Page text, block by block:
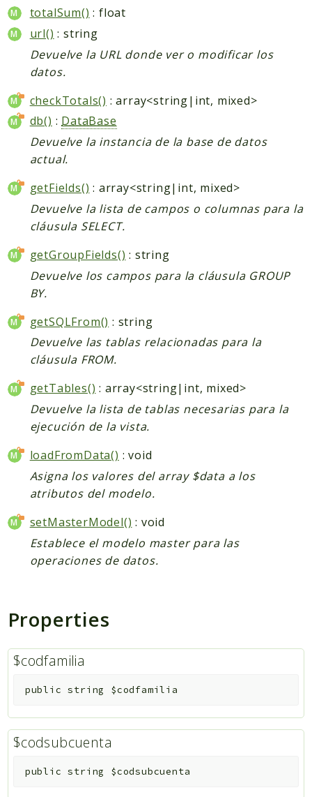
totalSum() : float
url() : string
Devuelve la URL donde ver o modificar los
datos.
checkTotals() : array<string|int, mixed>
db() :DataBase
Devuelve la instancia de la base de datos
actual.
getFields() : array<string|int, mixed>
Devuelve la lista de campos o columnas para la
cláusula SELECT.
getGroupFields() : string
Devuelve los campos para la cláusula GROUP
BY.
getSQLFrom() : string
Devuelve las tablas relacionadas para la
cláusula FROM.
getTables() : array<string|int, mixed>
Devuelve la lista de tablas necesarias para la
ejecución de la vista.
loadFromData() : void
Asigna los valores del array $data a los
atributos del modelo.
setMasterModel() : void
Establece el modelo master para las
operaciones de datos.
Properties
$codfamilia
public string $codfamilia
$codsubcuenta
public string $codsubcuenta